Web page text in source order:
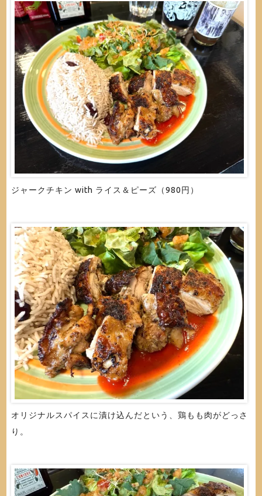
ジャークチキン with ライス＆ピーズ（980円）
オリジナルスパイスに漬け込んだという、鶏もも肉がどっさ
り。